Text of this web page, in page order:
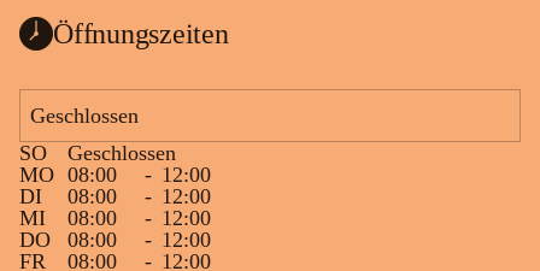
Öffnungszeiten
Geschlossen
SO
Geschlossen
MO 08:00 - 12:00
DI
08:00 - 12:00
MI
08:00 - 12:00
DO
08:00 - 12:00
FR
08:00 - 12:00